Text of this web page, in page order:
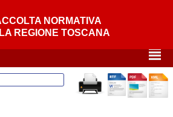
NORMATIVA
REGIONE TOSCANA
²